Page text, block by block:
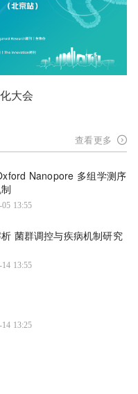
大会
查看更多
Nanopore 多组学测序
13:55
菌群调控与疾病机制研究
13:55
13:25